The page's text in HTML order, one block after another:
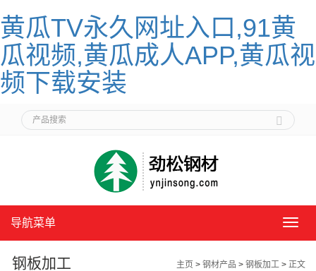
黄瓜TV永久网址入口,91黄
瓜视频,黄瓜成人APP,黄瓜视
频下载安装
导
单
导航菜单
钢板加工 主页 > 钢材产品 > 钢板加工 > 正文